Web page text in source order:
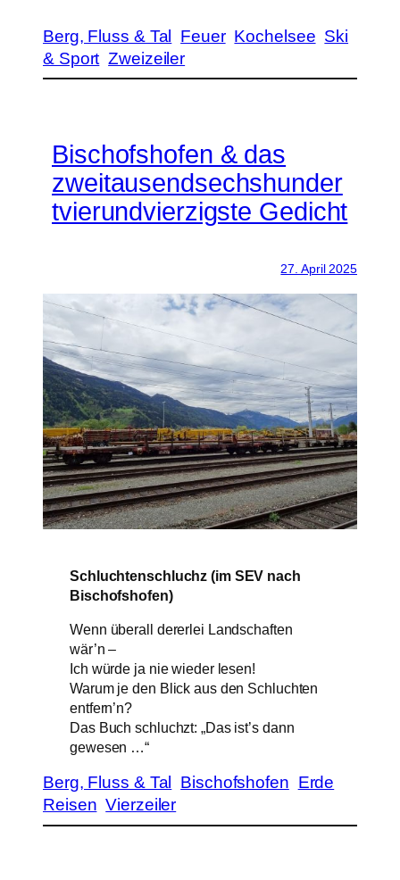
Berg, Fluss & Tal Feuer Kochelsee Ski
& Sport Zweizeiler
Bischofshofen & das
zweitausendsechshunder
tvierundvierzigste Gedicht
27. April 2025
Schluchtenschluchz (im SEV nach
Bischofshofen)
Wenn überall dererlei Landschaften
wär’n –
Ich würde ja nie wieder lesen!
Warum je den Blick aus den Schluchten
entfern’n?
Das Buch schluchzt: „Das ist’s dann
gewesen …“
Berg, Fluss & Tal Bischofshofen Erde
Reisen Vierzeiler